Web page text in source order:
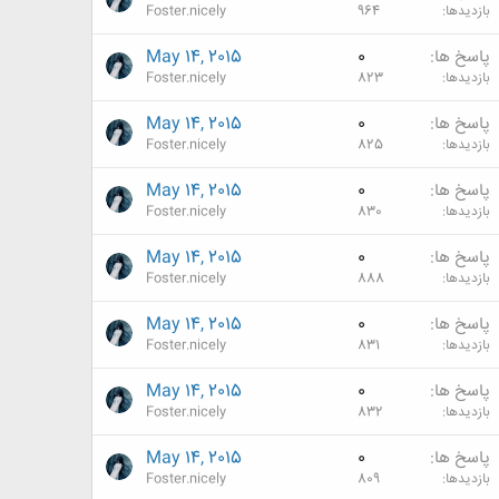
بازدیدها 964
Foster.nicely
پاسخ ها 0
بازدیدها 823
May 14, 2015
Foster.nicely
پاسخ ها 0
بازدیدها 825
May 14, 2015
Foster.nicely
پاسخ ها 0
بازدیدها 830
May 14, 2015
Foster.nicely
پاسخ ها 0
بازدیدها 888
May 14, 2015
Foster.nicely
پاسخ ها 0
بازدیدها 831
May 14, 2015
Foster.nicely
پاسخ ها 0
بازدیدها 832
May 14, 2015
Foster.nicely
پاسخ ها 0
بازدیدها 809
May 14, 2015
Foster.nicely